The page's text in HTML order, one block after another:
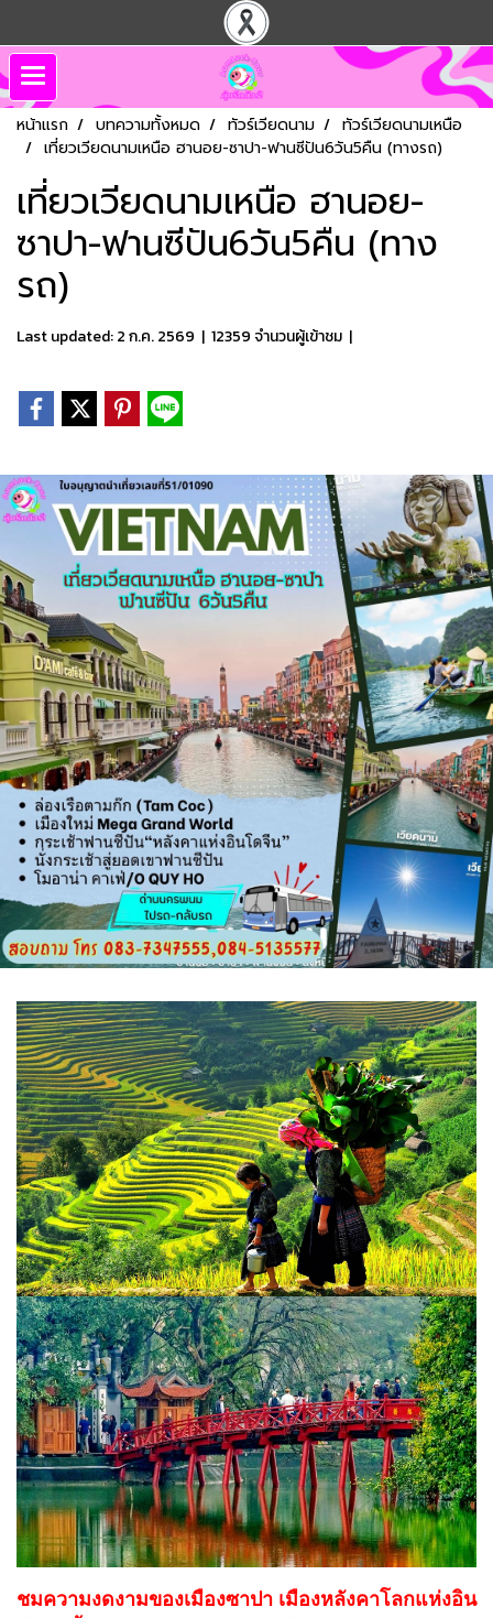
หน้าแรก บทความทั้งหมด ทัวร์เวียดนาม
ทัวร์เวียดนามเหนือ
เที่ยวเวียดนามเหนือ ฮานอย-ซาปา-ฟานซีปัน6วัน5คืน (ทางรถ)
เที่ยวเวียดนามเหนือ ฮานอย-
ซาปา-ฟานซีปัน6วัน5คืน (ทาง
รถ)
Last updated: 2 ก.ค. 2569 | 12359 จำนวนผู้เข้าชม |
ชมความงดงามของเมืองซาปา เมืองหลังคาโลกแห่งอิน